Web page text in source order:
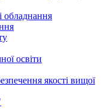
обладнання
освіти
якості вищої